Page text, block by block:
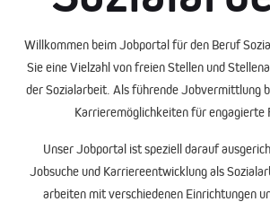
Willkommen beimJobportalfür den Beruf
Sie eine Vielzahl vonfreien Stellen und
derSozialarbeit. Als führendeJobvermittlung
Karrieremöglichkeiten für engagierte
UnserJobportal ist speziell darauf
Jobsucheund Karriereentwicklung als
arbeiten mit verschiedenen Einrichtungen